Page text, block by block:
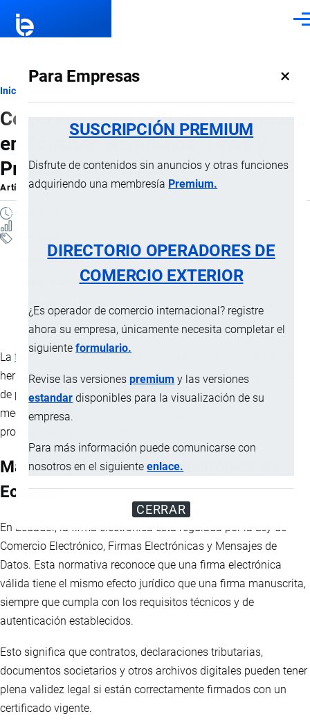
Para Empresas ×
SUSCRIPCIÓN PREMIUM
Disfrute de contenidos sin anuncios y otras funciones
adquiriendo una membresía Premium.
DIRECTORIO OPERADORES DE
COMERCIO EXTERIOR
¿Es operador de comercio internacional? registre
ahora su empresa, únicamente necesita completar el
siguienteformulario.
Revise las versionespremium y las versiones
estandar disponibles para la visualización de su
empresa.
Para más información puede comunicarse con
nosotros en el siguienteenlace.
CERRAR
Ruta
de
navegación
Inicio
Cómo Funciona la Firma Electrónica
en Ecuador: Requisitos, Tipos y
Proceso Paso a Paso
ArtículoporJaime Mise, 19 Febrero, 2026
Exportaciones
Importaciones
La transformacióndigital en Ecuador ha impulsado el uso de
herramientas que permiten validar documentos sin necesidad
de papel. Entre ellas, lafirma electrónicadestaca como un
mecanismo seguro, legal y eficiente para empresas,
profesionales y ciudadanos.
Marco legal de la firma electrónica en
Ecuador
En Ecuador, la firma electrónica está regulada por la Ley de
Comercio Electrónico, Firmas Electrónicas y Mensajes de
Datos. Esta normativa reconoce que una firma electrónica
válida tiene el mismo efecto jurídico que una firma manuscrita,
siempre que cumpla con los requisitos técnicos y de
autenticación establecidos.
Esto significa que contratos, declaraciones tributarias,
documentos societarios y otros archivos digitales pueden tener
plena validez legal si están correctamente firmados con un
certificado vigente.